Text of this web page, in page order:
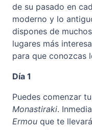
de su pasado en
moderno y lo
dispones de
lugares más
para que conozcas
Día 1
Puedes comenzar
Monastiraki.
Ermou que te